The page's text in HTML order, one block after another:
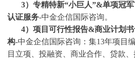
3）专精特新“小巨人”&单项冠
认证服务-中金企信国际咨询。
4）项目可行性报告&商业计划
构-中金企信国际咨询：集13年项目
目立项、投融资、商业合作、贷款